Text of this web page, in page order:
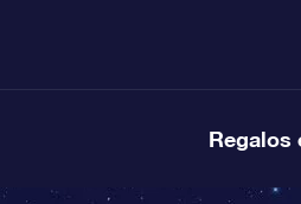
Regalos